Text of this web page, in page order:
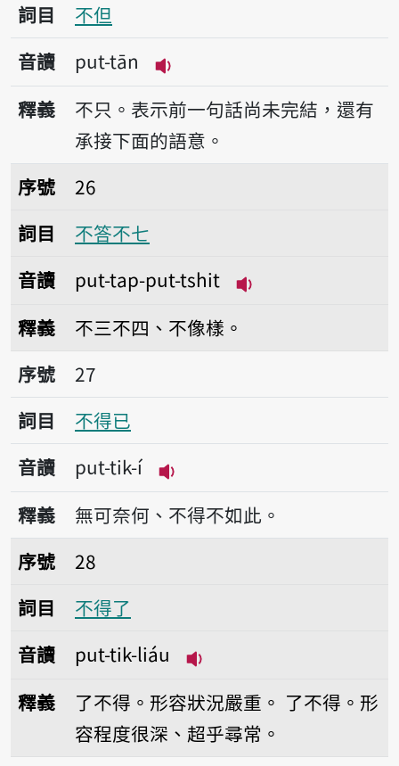
詞目
不但
音讀
put-tān
播放音讀put-tān
釋義
不只。表示前一句話尚未完結，還有
承接下面的語意。
序號26不答不七
序號
26
詞目
不答不七
音讀
put-tap-put-tshit
釋義
不三不四、不像樣。
序號27不得已
序號
27
詞目
不得已
音讀
put-tik-í
播放音讀put-tik-í
釋義
無可奈何、不得不如此。
序號28不得了
序號
28
詞目
不得了
音讀
put-tik-liáu
釋義 了不得。形容狀況嚴重。 了不得。形
容程度很深、超乎尋常。